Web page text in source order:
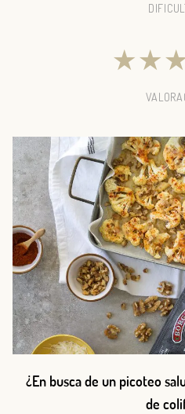
★★
¿En busca de un picoteo
de